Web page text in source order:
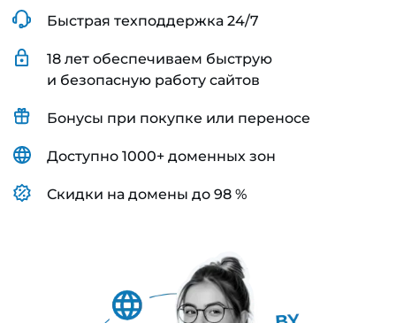
Быстрая техподдержка 24/7
18 лет обеспечиваем быструю
и безопасную работу сайтов
Бонусы при покупке или переносе
Доступно 1000+ доменных зон
Скидки на домены до 98 %